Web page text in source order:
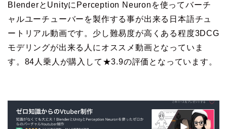
BlenderとUnityにPerception Neuronを使ってバーチ
ャルユーチューバーを製作する事が出来る日本語チュ
ートリアル動画です。少し難易度が高くある程度3DCG
モデリングが出来る人にオススメ動画となっていま
す。84人乗人が購入して★3.9の評価となっています。